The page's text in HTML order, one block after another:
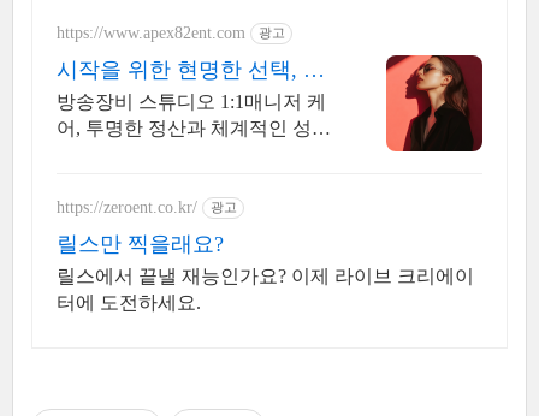
https://www.apex82ent.com 광고
시작을 위한 현명한 선택, 크
리에이터, BJ 상시 모집
방송장비 스튜디오 1:1매니저 케
어, 투명한 정산과 체계적인 성장
https://zeroent.co.kr/ 광고
릴스만 찍을래요?
릴스에서 끝낼 재능인가요? 이제 라이브 크리에이
터에 도전하세요.